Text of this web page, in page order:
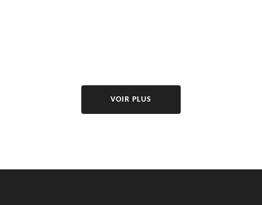
VOIR PLUS